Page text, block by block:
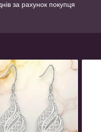
за рахунок покупця